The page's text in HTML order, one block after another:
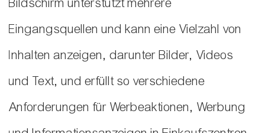
Bildschirm unterstützt mehrere
Eingangsquellen und kann eine Vielzahl von
Inhalten anzeigen, darunter Bilder, Videos
und Text, und erfüllt so verschiedene
Anforderungen für Werbeaktionen, Werbung